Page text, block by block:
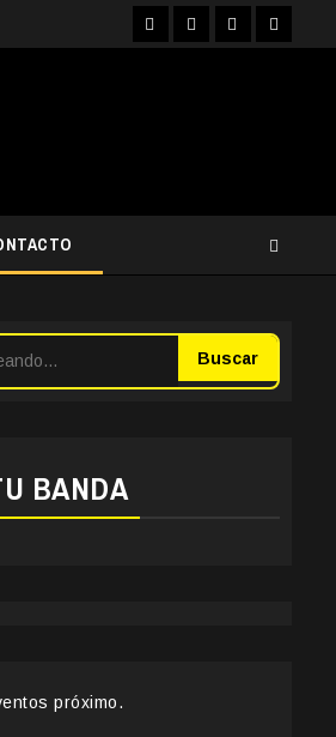
FacebookInstagram
YouTubeTwitter
Buscar
BANDA
próximo.